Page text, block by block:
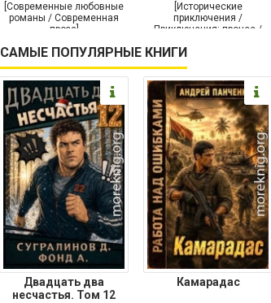
[Современные любовные
романы / Современная
проза]
[Исторические
приключения /
Приключения: прочее /
Историческая проза]
САМЫЕ ПОПУЛЯРНЫЕ КНИГИ
Двадцать два
несчастья. Том 12
Камарадас